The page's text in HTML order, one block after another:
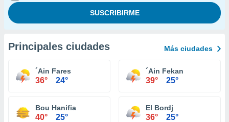
Principales ciudades Más ciudades
´Ain Fares
36° 24°
´Ain Fekan
39° 25°
Bou Hanifia
40° 25°
El Bordj
36° 25°